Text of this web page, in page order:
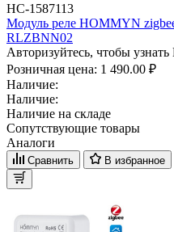
НС-1587113
Модуль реле HOMMYN
RLZBNN02
Авторизуйтесь, чтобы
Розничная цена: 1 490.00 ₽
Наличие:
Наличие:
Наличие на складе
Сопутствующие товары
Аналоги
Сравнить В избранное